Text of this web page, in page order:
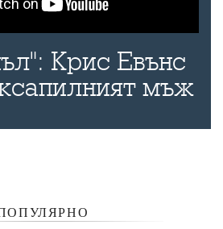
Крис Евънс
мъж